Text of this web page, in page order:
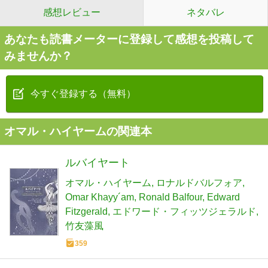
感想レビュー ネタバレ
あなたも読書メーターに登録して感想を投稿して
みませんか？
今すぐ登録する（無料）
オマル・ハイヤームの関連本
ルバイヤート
オマル・ハイヤーム
ロナルドバルフォア
Omar Khayy´am Ronald Balfour Edward
Fitzgerald
エドワード・フィッツジェラルド
竹友藻風
359